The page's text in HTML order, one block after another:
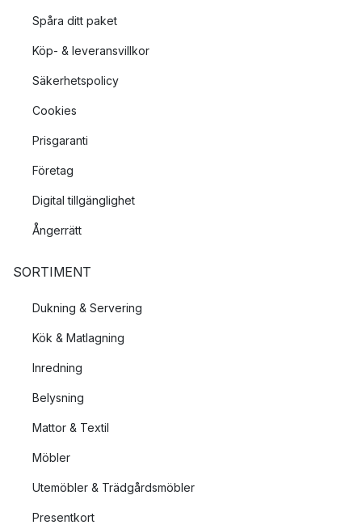
Spåra ditt paket
Köp- & leveransvillkor
Säkerhetspolicy
Cookies
Prisgaranti
Företag
Digital tillgänglighet
Ångerrätt
SORTIMENT
Dukning & Servering
Kök & Matlagning
Inredning
Belysning
Mattor & Textil
Möbler
Utemöbler & Trädgårdsmöbler
Presentkort